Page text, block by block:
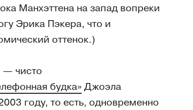
Манхэттена на запад вопреки
Эрика Пэкера, что и
оттенок.)
— чисто
будка» Джоэла
году, то есть, одновременно